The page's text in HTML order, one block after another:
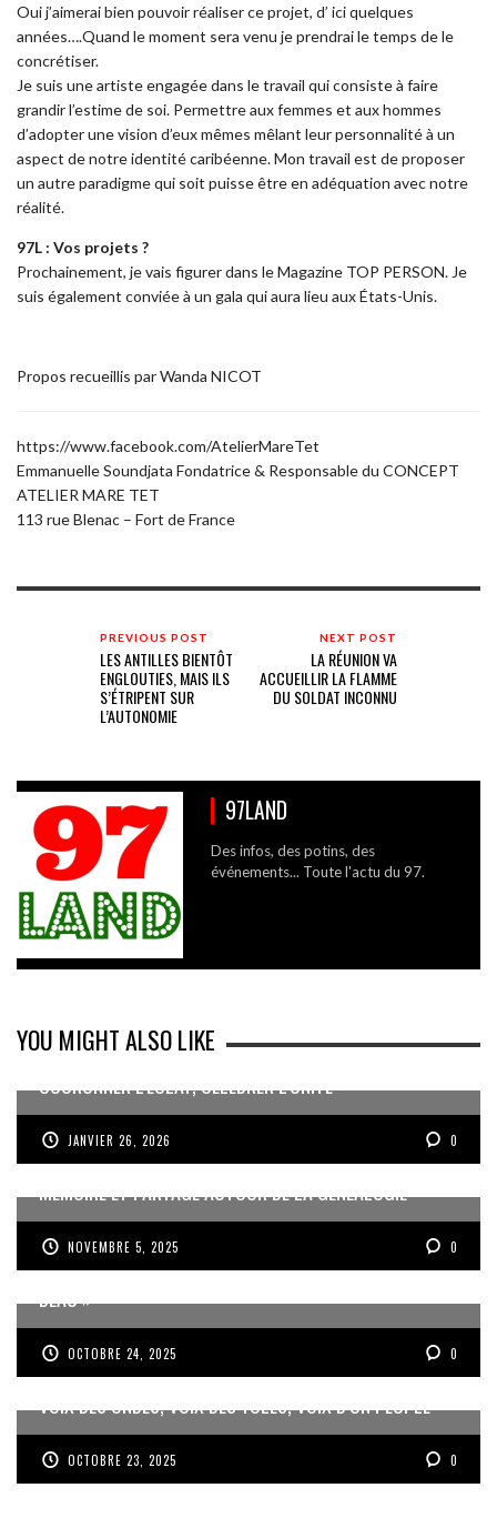
Oui j’aimerai bien pouvoir réaliser ce projet, d’ ici quelques
années….Quand le moment sera venu je prendrai le temps de le
concrétiser.
Je suis une artiste engagée dans le travail qui consiste à faire
grandir l’estime de soi. Permettre aux femmes et aux hommes
d’adopter une vision d’eux mêmes mêlant leur personnalité à un
aspect de notre identité caribéenne. Mon travail est de proposer
un autre paradigme qui soit puisse être en adéquation avec notre
réalité.
97L : Vos projets ?
Prochainement, je vais figurer dans le Magazine TOP PERSON. Je
suis également conviée à un gala qui aura lieu aux États-Unis.
Propos recueillis par Wanda NICOT
https://www.facebook.com/AtelierMareTet
Emmanuelle Soundjata Fondatrice & Responsable du CONCEPT
ATELIER MARE TET
113 rue Blenac – Fort de France
PREVIOUS POST
LES ANTILLES BIENTÔT
ENGLOUTIES, MAIS ILS
S’ÉTRIPENT SUR
L’AUTONOMIE
NEXT POST
LA RÉUNION VA
ACCUEILLIR LA FLAMME
DU SOLDAT INCONNU
97LAND
Des infos, des potins, des
événements... Toute l'actu du 97.
YOU MIGHT ALSO LIKE
COURONNER L’ÉCLAT, CÉLÉBRER L’UNITÉ
JANVIER 26, 2026 0
MÉMOIRE ET PARTAGE AUTOUR DE LA GÉNÉALOGIE
NOVEMBRE 5, 2025 0
JEAN-PIERRE VOLET : « L’OBJECTIF EST DE PRODUIRE DU
BEAU »
OCTOBRE 24, 2025 0
VOIX DES ONDES, VOIX DES YOLES, VOIX D’UN PEUPLE
OCTOBRE 23, 2025 0